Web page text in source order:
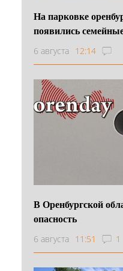
На парковке
появились
6 августа 12:14
В Оренбургской
опасность
6 августа 11:51 1